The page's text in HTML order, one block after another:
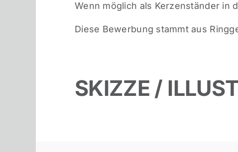
Wenn möglich als Kerzenständer in
Diese Bewerbung stammt aus
SKIZZE /